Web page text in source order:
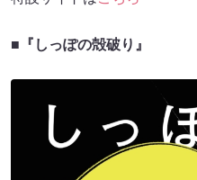
■ 『しっぽの殻破り』